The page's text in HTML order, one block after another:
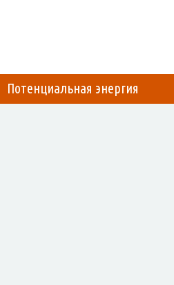
Потенциальная энергия